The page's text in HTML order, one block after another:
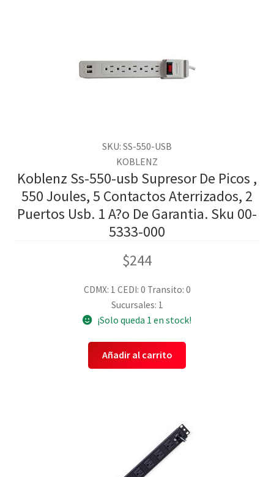
SKU: SS-550-USB
KOBLENZ
Koblenz Ss-550-usb Supresor De Picos ,
550 Joules, 5 Contactos Aterrizados, 2
Puertos Usb. 1 A?o De Garantia. Sku 00-
5333-000
$244
CDMX: 1 CEDI: 0 Transito: 0
Sucursales: 1
¡Solo queda 1 en stock!
Añadir al carrito